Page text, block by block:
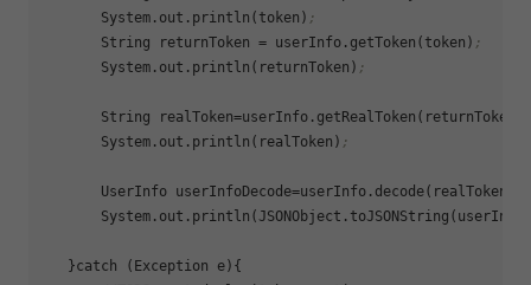
       System.out.println(token)
;
       String
returnToken = userInfo.getToken(token) ;
       System.out.println(returnToken)
;
       String
realToken=userInfo.getRealToken(returnToken)
       System.out.println(realToken)
;
       UserInfo
userInfoDecode
   }catch (Exception e){